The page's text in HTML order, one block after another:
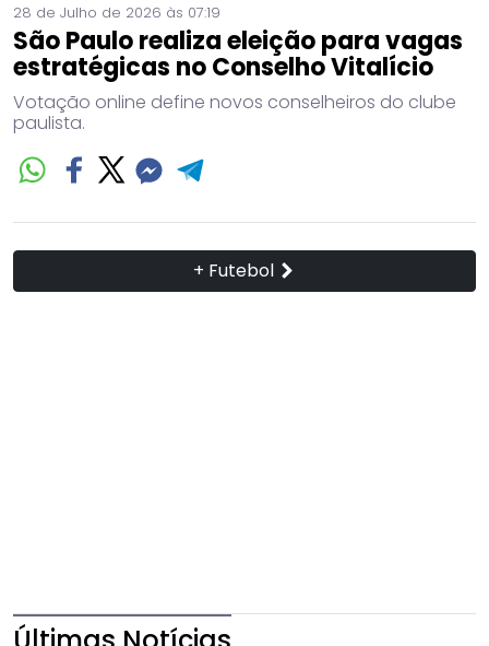
28 de Julho de 2026 às 07:19
São Paulo realiza eleição para vagas
estratégicas no Conselho Vitalício
Votação online define novos conselheiros do clube
paulista.
+ Futebol